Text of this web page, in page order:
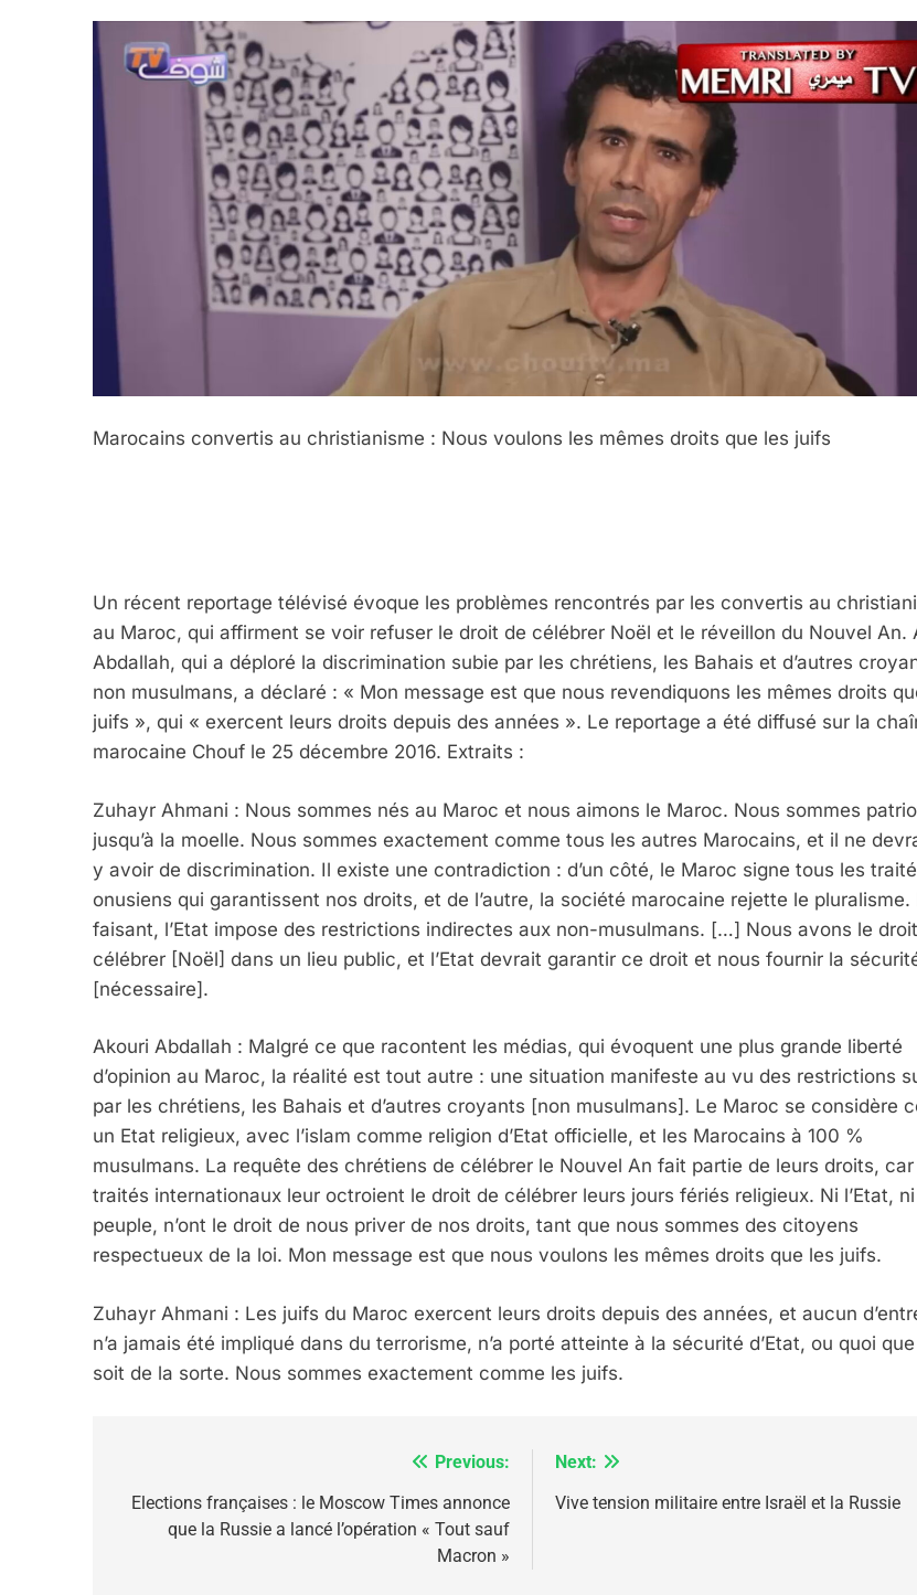
Marocains convertis au christianisme : Nous voulons les mêmes droits que les juifs
Un récent reportage télévisé évoque les problèmes rencontrés par les convertis au
au Maroc, qui affirment se voir refuser le droit de célébrer Noël et le réveillon du Nouvel An.
Abdallah, qui a déploré la discrimination subie par les chrétiens, les Bahais et d’autres
non musulmans, a déclaré : « Mon message est que nous revendiquons les mêmes droits
juifs », qui « exercent leurs droits depuis des années ». Le reportage a été diffusé sur la
marocaine Chouf le 25 décembre 2016. Extraits :
Zuhayr Ahmani : Nous sommes nés au Maroc et nous aimons le Maroc. Nous sommes
jusqu’à la moelle. Nous sommes exactement comme tous les autres Marocains, et il ne
y avoir de discrimination. Il existe une contradiction : d’un côté, le Maroc signe tous les
onusiens qui garantissent nos droits, et de l’autre, la société marocaine rejette le pluralisme.
faisant, l’Etat impose des restrictions indirectes aux non-musulmans. […] Nous avons le
célébrer [Noël] dans un lieu public, et l’Etat devrait garantir ce droit et nous fournir la
[nécessaire].
Akouri Abdallah : Malgré ce que racontent les médias, qui évoquent une plus grande liberté
d’opinion au Maroc, la réalité est tout autre : une situation manifeste au vu des restrictions
par les chrétiens, les Bahais et d’autres croyants [non musulmans]. Le Maroc se considère
un Etat religieux, avec l’islam comme religion d’Etat officielle, et les Marocains à 100 %
musulmans. La requête des chrétiens de célébrer le Nouvel An fait partie de leurs droits, car
traités internationaux leur octroient le droit de célébrer leurs jours fériés religieux. Ni l’Etat,
peuple, n’ont le droit de nous priver de nos droits, tant que nous sommes des citoyens
respectueux de la loi. Mon message est que nous voulons les mêmes droits que les juifs.
Zuhayr Ahmani : Les juifs du Maroc exercent leurs droits depuis des années, et aucun
n’a jamais été impliqué dans du terrorisme, n’a porté atteinte à la sécurité d’Etat, ou quoi
soit de la sorte. Nous sommes exactement comme les juifs.
de
l’article
Previous:
Elections françaises : le Moscow Times annonce
que la Russie a lancé l’opération « Tout sauf
Macron »
Next:
Vive tension militaire entre Israël et la Russie
5
2025, L’année La Plus Meurtrière Selon Le Rapport D’ADL
FIÈRE, DIGNE ET RÉSILIENTE : POURQUOI JE REVENDIQUE MA
ISRAÉL JUDAISME
CE QUI NOUS MANQUE – Jacques Hadida